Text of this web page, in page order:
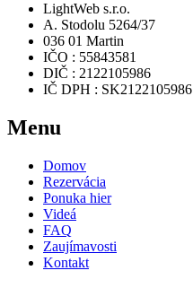
LightWeb s.r.o.
A. Stodolu 5264/37
036 01 Martin
IČO : 55843581
DIČ : 2122105986
IČ DPH : SK2122105986
Menu
Domov
Rezervácia
Ponuka hier
Videá
FAQ
Zaujímavosti
Kontakt